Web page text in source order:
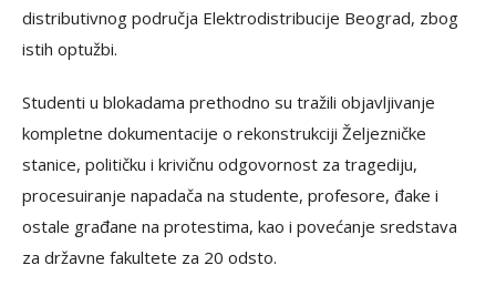
distributivnog područja Elektrodistribucije Beograd, zbog
istih optužbi.
Studenti u blokadama prethodno su tražili objavljivanje
kompletne dokumentacije o rekonstrukciji Željezničke
stanice, političku i krivičnu odgovornost za tragediju,
procesuiranje napadača na studente, profesore, đake i
ostale građane na protestima, kao i povećanje sredstava
za državne fakultete za 20 odsto.